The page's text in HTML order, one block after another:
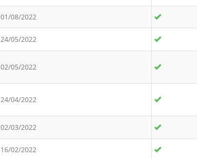
01/08/2022
24/05/2022
02/05/2022
24/04/2022
02/03/2022
16/02/2022